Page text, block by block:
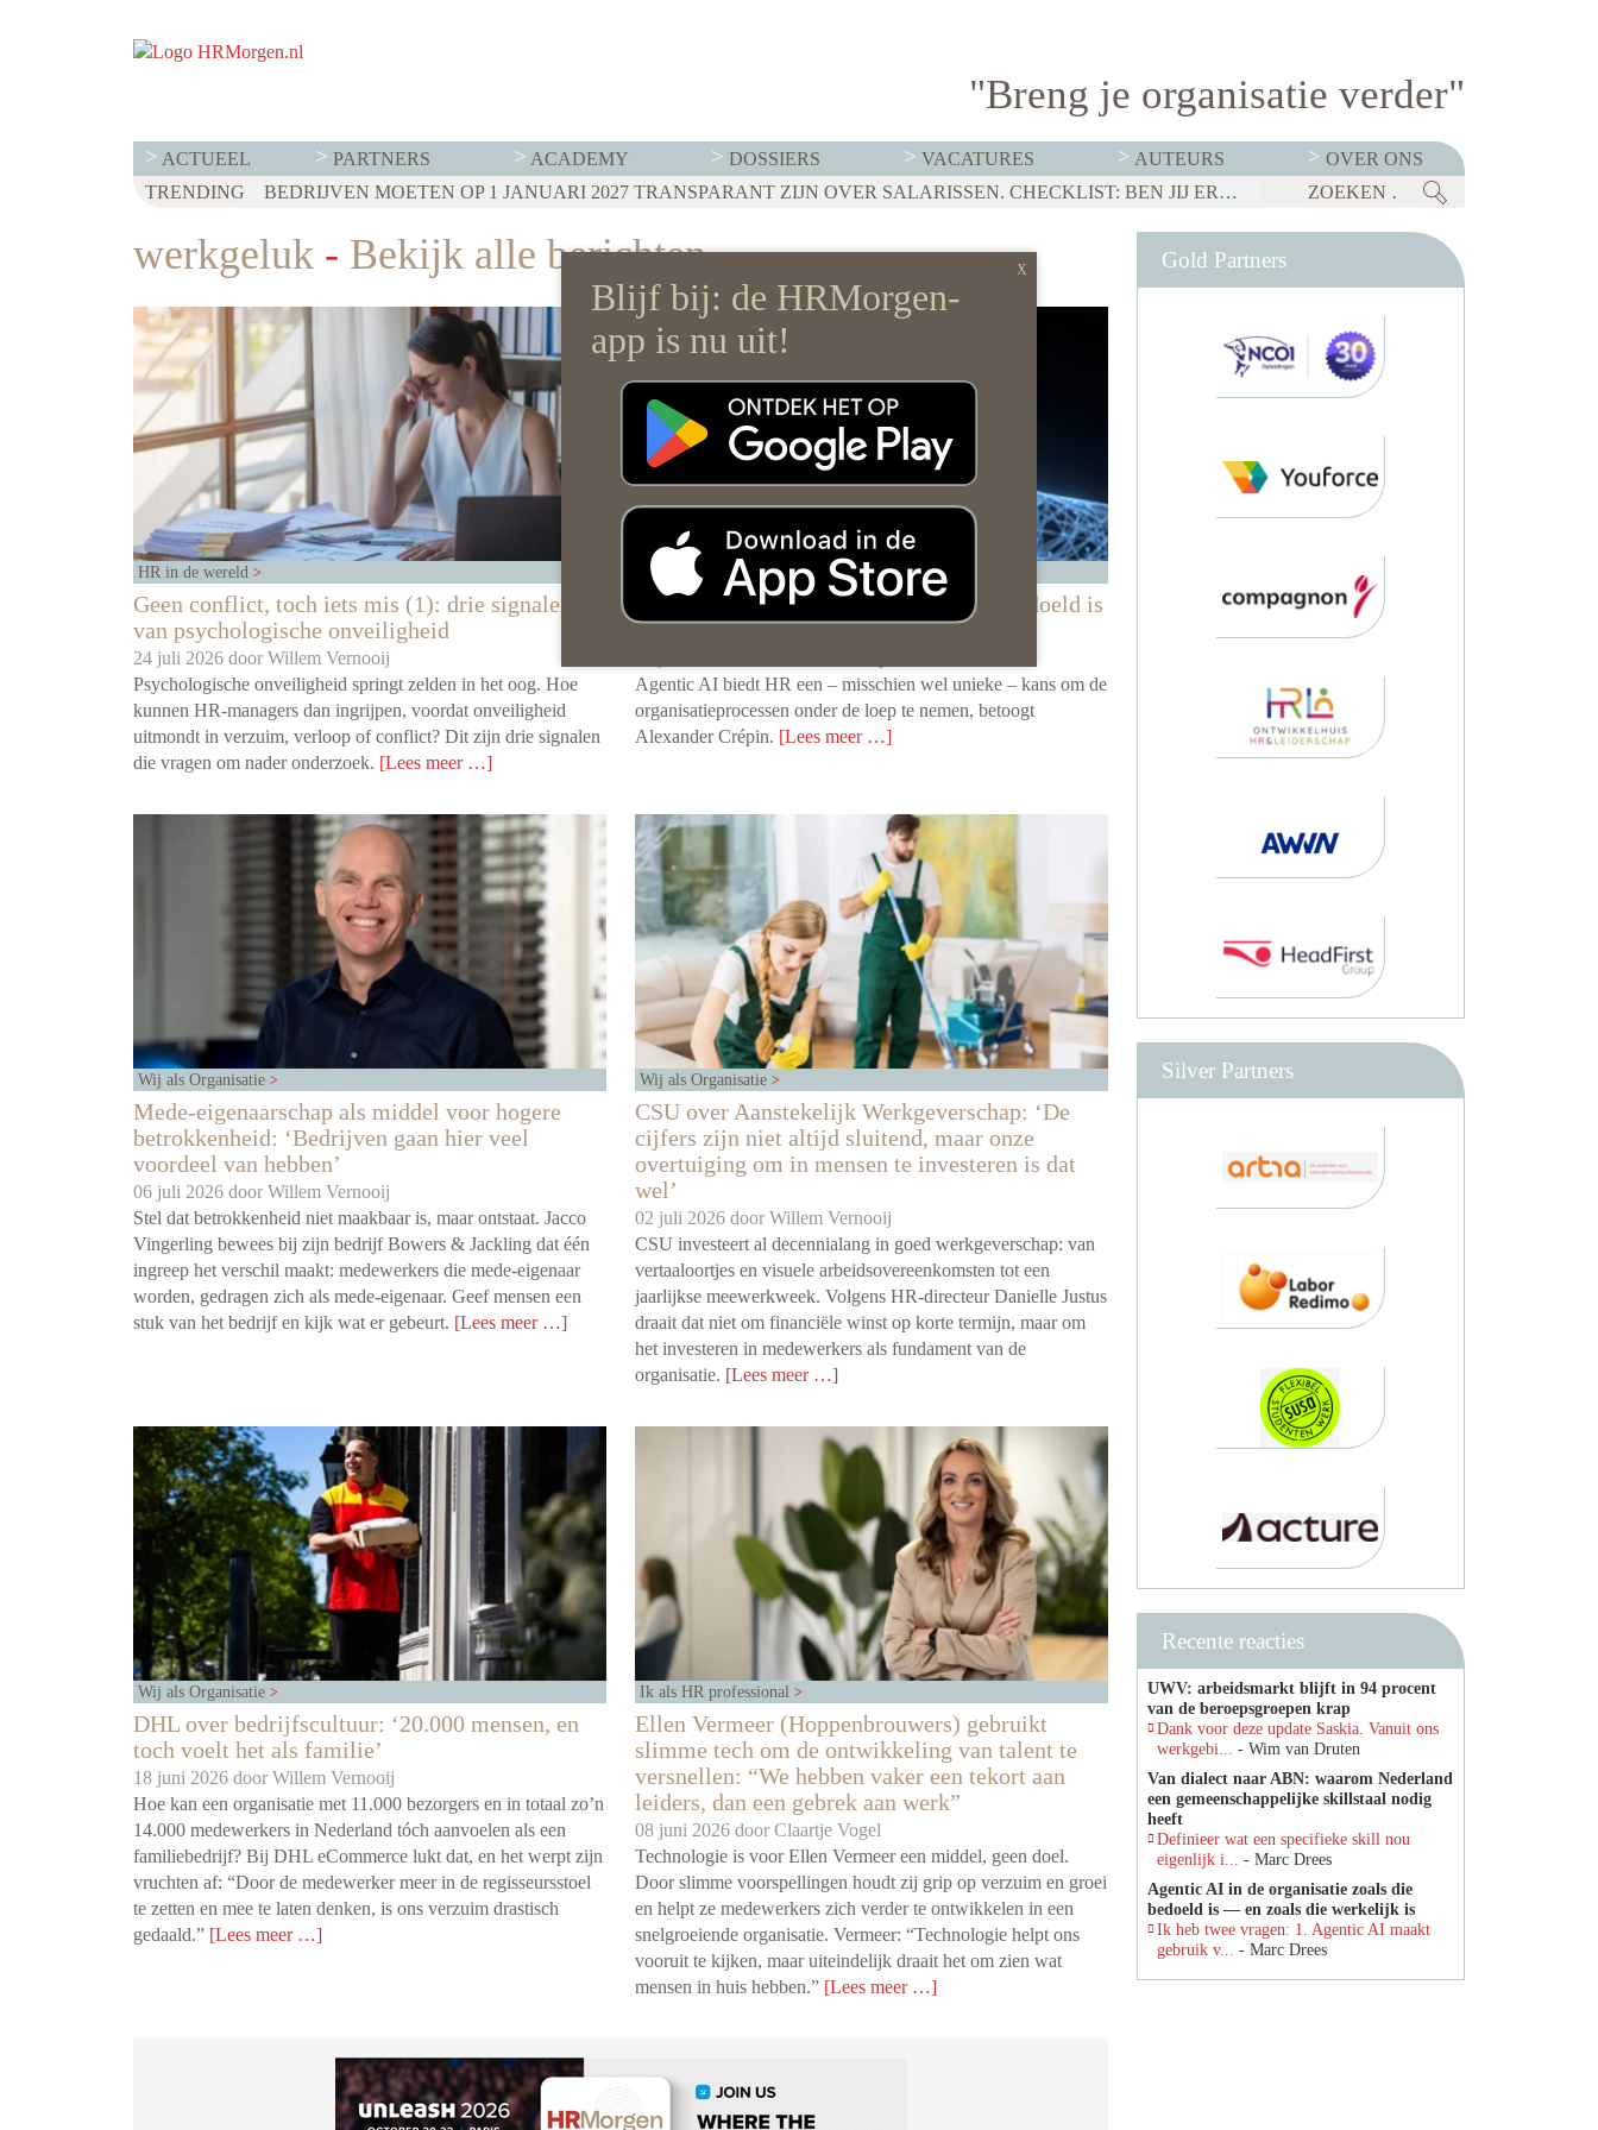
"Breng je organisatie verder"
ACTUEEL PARTNERS ACADEMY DOSSIERS VACATURES AUTEURS
OVER ONS
TRENDING
BEDRIJVEN MOETEN OP 1 JANUARI 2027 TRANSPARANT ZIJN OVER SALARISSEN. CHECKLIST: BEN JIJ ER KLAAR VOOR?
werkgeluk - Bekijk alle berichten
HR in de wereld
Geen conflict, toch iets mis (1): drie signalen
van psychologische onveiligheid
24 juli 2026 door Willem Vernooij
Psychologische onveiligheid springt zelden in het oog. Hoe
kunnen HR-managers dan ingrijpen, voordat onveiligheid
uitmondt in verzuim, verloop of conflict? Dit zijn drie signalen
die vragen om nader onderzoek. [Lees meer …]
Wij als HR Afdeling
Agentic AI in de organisatie zoals die bedoeld is
— en zoals die werkelijk is
Agentic AI biedt HR een – misschien wel unieke – kans om de
organisatieprocessen onder de loep te nemen, betoogt
Alexander Crépin. [Lees meer …]
Wij als Organisatie
Mede-eigenaarschap als middel voor hogere
betrokkenheid: ‘Bedrijven gaan hier veel
voordeel van hebben’
06 juli 2026 door Willem Vernooij
Stel dat betrokkenheid niet maakbaar is, maar ontstaat. Jacco
Vingerling bewees bij zijn bedrijf Bowers & Jackling dat één
ingreep het verschil maakt: medewerkers die mede-eigenaar
worden, gedragen zich als mede-eigenaar. Geef mensen een
stuk van het bedrijf en kijk wat er gebeurt. [Lees meer …]
Wij als Organisatie
CSU over Aanstekelijk Werkgeverschap: ‘De
cijfers zijn niet altijd sluitend, maar onze
overtuiging om in mensen te investeren is dat
wel’
02 juli 2026 door Willem Vernooij
CSU investeert al decennialang in goed werkgeverschap: van
vertaaloortjes en visuele arbeidsovereenkomsten tot een
jaarlijkse meewerkweek. Volgens HR-directeur Danielle Justus
draait dat niet om financiële winst op korte termijn, maar om
het investeren in medewerkers als fundament van de
organisatie. [Lees meer …]
Wij als Organisatie
DHL over bedrijfscultuur: ‘20.000 mensen, en
toch voelt het als familie’
18 juni 2026 door Willem Vernooij
Hoe kan een organisatie met 11.000 bezorgers en in totaal zo’n
14.000 medewerkers in Nederland tóch aanvoelen als een
familiebedrijf? Bij DHL eCommerce lukt dat, en het werpt zijn
vruchten af: “Door de medewerker meer in de regisseursstoel
te zetten en mee te laten denken, is ons verzuim drastisch
gedaald.” [Lees meer …]
Ik als HR professional
Ellen Vermeer (Hoppenbrouwers) gebruikt
slimme tech om de ontwikkeling van talent te
versnellen: “We hebben vaker een tekort aan
leiders, dan een gebrek aan werk”
08 juni 2026 door Claartje Vogel
Technologie is voor Ellen Vermeer een middel, geen doel.
Door slimme voorspellingen houdt zij grip op verzuim en groei
en helpt ze medewerkers zich verder te ontwikkelen in een
snelgroeiende organisatie. Vermeer: “Technologie helpt ons
vooruit te kijken, maar uiteindelijk draait het om zien wat
mensen in huis hebben.” [Lees meer …]
Gold Partners
Silver Partners
Recente reacties
UWV: arbeidsmarkt blijft in 94 procent
van de beroepsgroepen krap
Dank voor deze update Saskia. Vanuit ons
werkgebi... - Wim van Druten
Van dialect naar ABN: waarom Nederland
een gemeenschappelijke skillstaal nodig
heeft
Definieer wat een specifieke skill nou
eigenlijk i... - Marc Drees
Agentic AI in de organisatie zoals die
bedoeld is — en zoals die werkelijk is
Ik heb twee vragen: 1. Agentic AI maakt
gebruik v... - Marc Drees